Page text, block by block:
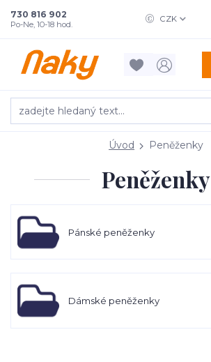
CZK
730 816 902
Po-Ne, 10-18 hod.
Úvod Peněženky
Peněženky
Pánské peněženky
Dámské peněženky